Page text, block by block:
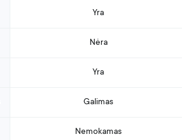
Yra
Nėra
Yra
Galimas
Nemokamas